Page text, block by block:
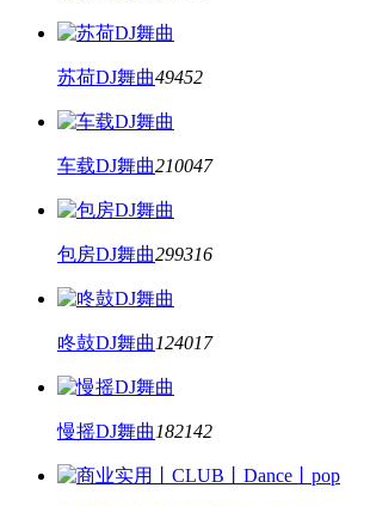
苏荷DJ舞曲49452
车载DJ舞曲210047
包房DJ舞曲299316
咚鼓DJ舞曲 124017
慢摇DJ舞曲 182142